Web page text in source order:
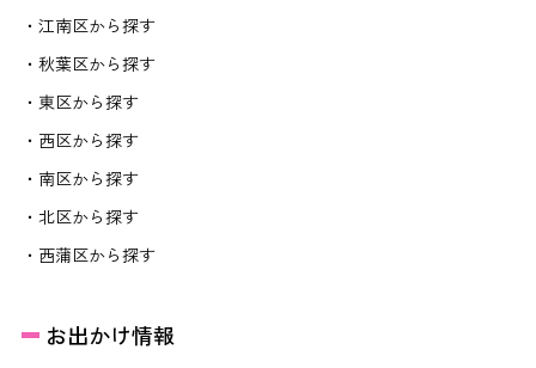
・江南区から探す
・秋葉区から探す
・東区から探す
・西区から探す
・南区から探す
・北区から探す
・西蒲区から探す
お出かけ情報